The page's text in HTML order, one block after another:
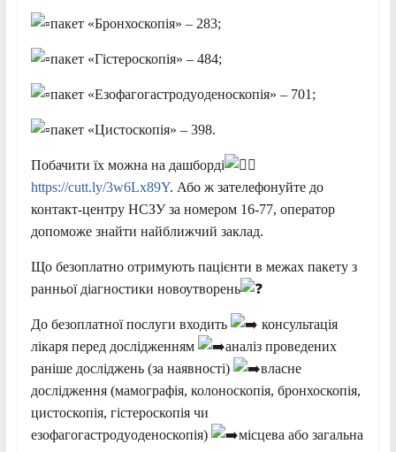
пакет «Бронхоскопія» – 283;
пакет «Гістероскопія» – 484;
пакет «Езофагогастродуоденоскопія» – 701;
пакет «Цистоскопія» – 398.
Побачити їх можна на дашборді
https://cutt.ly/3w6Lx89Y. Або ж зателефонуйте до
контакт-центру НСЗУ за номером 16-77, оператор
допоможе знайти найближчий заклад.
Що безоплатно отримують пацієнти в межах пакету з
ранньої діагностики новоутворень
До безоплатної послуги входить
консультація
лікаря перед дослідженням
аналіз проведених
раніше досліджень (за наявності)
власне
дослідження (мамографія, колоноскопія, бронхоскопія,
цистоскопія, гістероскопія чи
езофагогастродуоденоскопія)
місцева або загальна